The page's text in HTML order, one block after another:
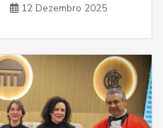
12 Dezembro 2025